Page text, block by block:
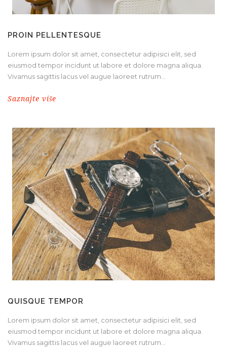
PROIN PELLENTESQUE
Lorem ipsum dolor sit amet, consectetur adipisici elit, sed
eiusmod tempor incidunt ut labore et dolore magna aliqua.
Vivamus sagittis lacus vel augue laoreet rutrum...
Saznajte više
QUISQUE TEMPOR
Lorem ipsum dolor sit amet, consectetur adipisici elit, sed
eiusmod tempor incidunt ut labore et dolore magna aliqua.
Vivamus sagittis lacus vel augue laoreet rutrum...